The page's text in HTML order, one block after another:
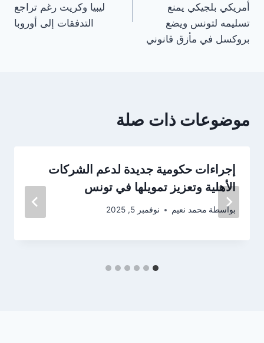
أمريكي بلجيكي يمنع
تسليمه لتونس ويضع
بروكسل في مأزق قانوني
ليبيا وكريت رغم تراجع
التدفقات إلى أوروبا
موضوعات ذات صلة
إجراءات حكومية جديدة لدعم الشركات
الأهلية وتعزيز تمويلها في تونس
بواسطة محمد نعيم نوفمبر 5, 2025